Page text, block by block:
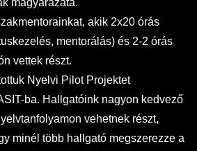
magyarázata.
akik 2x20 órás
mentorálás) és 2-2 órás
vettek részt.
Nyelvi Pilot Projektet
ba. Hallgatóink nagyon kedvező
vehetnek részt,
minél több hallgató megszerezze a